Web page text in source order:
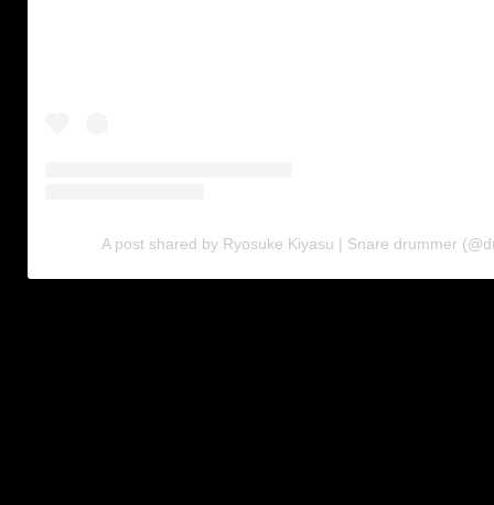
A post shared by Ryosuke Kiyasu | Snare drummer